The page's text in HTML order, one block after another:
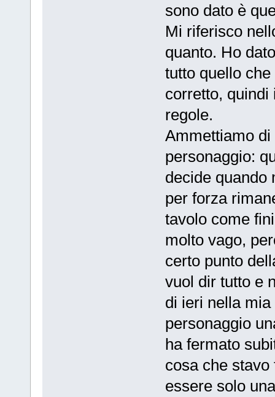
sono dato è
Mi riferisco
quanto. Ho
tutto quello
corretto,
regole.
Ammettiamo
personaggio:
decide quando
per forza
tavolo come
molto vago,
certo punto
vuol dir tutto e
di ieri nella
personaggio
ha fermato
cosa che
essere solo